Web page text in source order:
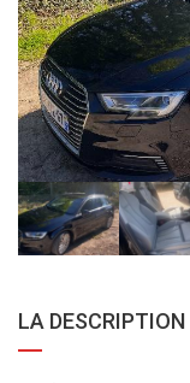
LA DESCRIPTION